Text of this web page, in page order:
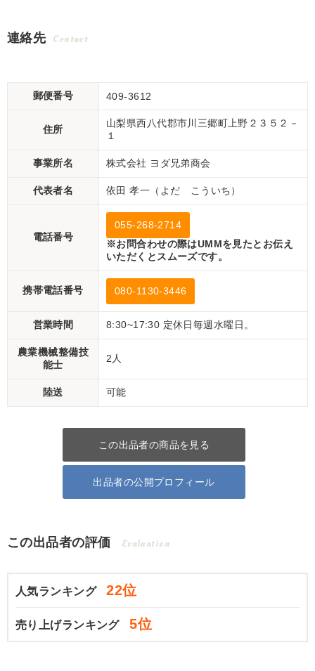
連絡先 Contact
郵便番号 409-3612
住所
山梨県西八代郡市川三郷町上野２３５２－
１
事業所名 株式会社 ヨダ兄弟商会
代表者名 依田 孝一（よだ こういち）
電話番号
055-268-2714
※お問合わせの際はUMMを見たとお伝え
いただくとスムーズです。
携帯電話番号 080-1130-3446
営業時間 8:30~17:30 定休日毎週水曜日。
農業機械整備技
能士
2人
陸送 可能
この出品者の商品を見る
出品者の公開プロフィール
この出品者の評価 Evaluation
人気ランキング 22位
売り上げランキング 5位